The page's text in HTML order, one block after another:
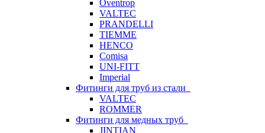
Oventrop
VALTEC
PRANDELLI
TIEMME
HENCO
Comisa
UNI-FITT
Imperial
Фитинги для труб из стали
VALTEC
ROMMER
Фитинги для медных труб
JINTIAN